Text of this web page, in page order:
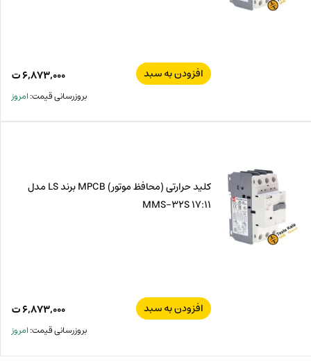
افزودن به سبد ۶,۸۷۳,۰۰۰ت
بروزرسانی قیمت:امروز
کلید حرارتی (محافظ موتور) MPCB برند LS مدل
MMS-32S 17:11
افزودن به سبد ۶,۸۷۳,۰۰۰ت
بروزرسانی قیمت:امروز